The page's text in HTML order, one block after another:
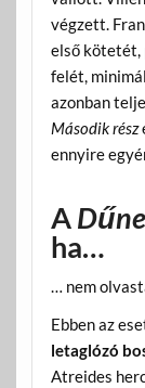
végzett.
első kötetét,
felét,
azonban
Második rész
ennyire
A
ha…
… nem
Ebben az
letaglózó
Atreides